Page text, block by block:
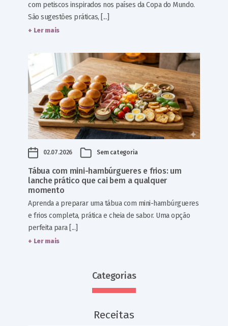
com petiscos inspirados nos países da Copa do Mundo.
São sugestões práticas, [...]
+ Ler mais
02.07.2026 Sem categoria
Tábua com mini-hambúrgueres e frios: um
lanche prático que cai bem a qualquer
momento
Aprenda a preparar uma tábua com mini-hambúrgueres
e frios completa, prática e cheia de sabor. Uma opção
perfeita para [...]
+ Ler mais
Categorias
Receitas